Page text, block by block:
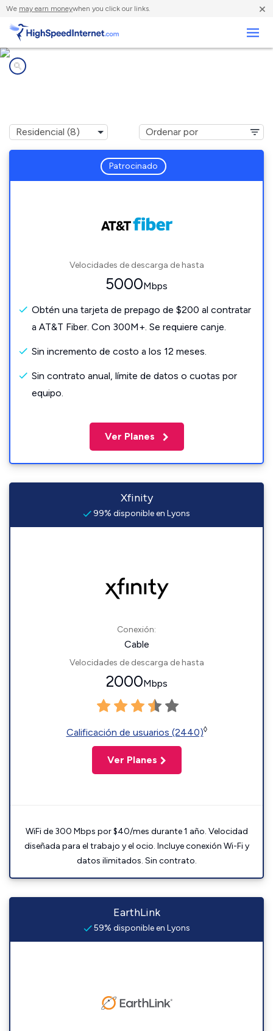
We may earn moneywhen you click our links. ×
Patrocinado
Velocidades de descarga de hasta
5000Mbps
Obtén una tarjeta de prepago de $200 al contratar
a AT&T Fiber. Con 300M+. Se requiere canje.
Sin incremento de costo a los 12 meses.
Sin contrato anual, límite de datos o cuotas por
equipo.
Ver Planes
Xfinity
99% disponible en Lyons
Conexión:
Cable
Velocidades de descarga de hasta
2000Mbps
Calificación de usuarios (2440)◊
Ver Planes
WiFi de 300 Mbps por $40/mes durante 1 año. Velocidad
diseñada para el trabajo y el ocio. Incluye conexión Wi-Fi y
datos ilimitados. Sin contrato.
EarthLink
59% disponible en Lyons